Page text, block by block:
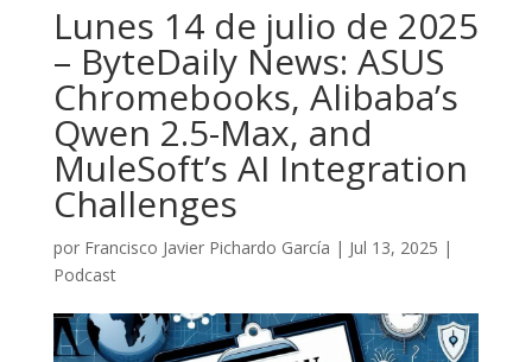
Lunes 14 de julio de 2025
– ByteDaily News: ASUS
Chromebooks, Alibaba’s
Qwen 2.5-Max, and
MuleSoft’s AI Integration
Challenges
por Francisco Javier Pichardo García | Jul 13, 2025 |
Podcast